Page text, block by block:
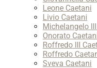
Leone Caetani
Livio Caetani
Michelangelo
Onorato
Roffredo III
Roffredo
Sveva Caetani